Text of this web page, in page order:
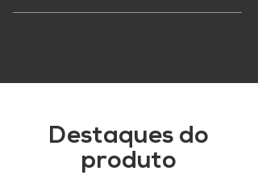
Destaques do
produto